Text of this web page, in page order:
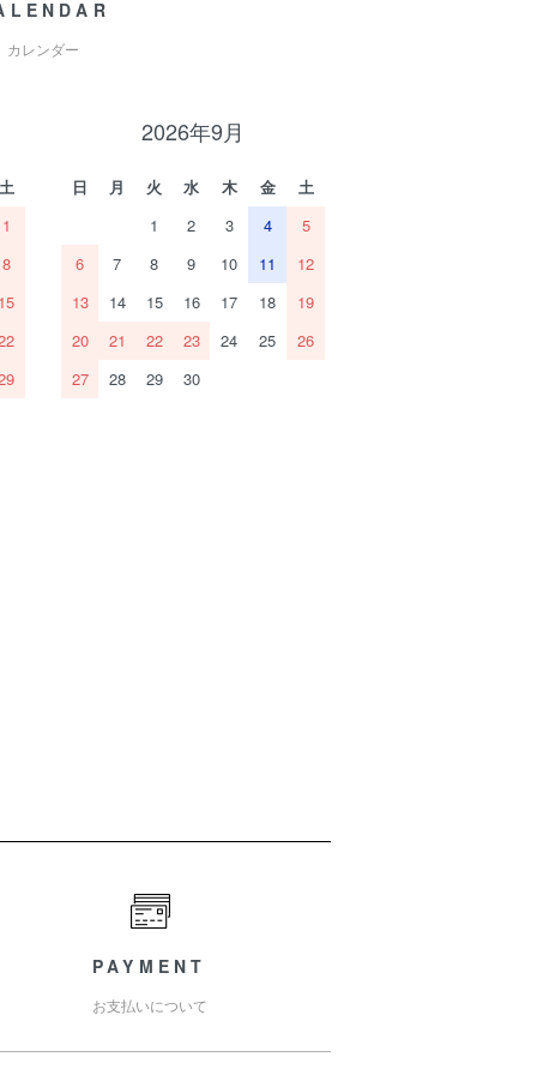
カレンダー
土
1
8
15
2026年9月
日 月 火 水 木 金
土
1
2 3 4
5
6
7 8 9 10 11
12
13
14 15 16 17 18
19
20
21 22 23 24 25
26
27
28 29 30
PAYMENT
お支払いについて